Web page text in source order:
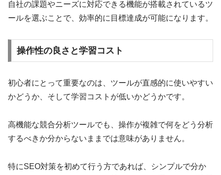
自社の課題やニーズに対応できる機能が搭載されているツ
ールを選ぶことで、効率的に目標達成が可能になります。
操作性の良さと学習コスト
初心者にとって重要なのは、ツールが直感的に使いやすい
かどうか、そして学習コストが低いかどうかです。
高機能な競合分析ツールでも、操作が複雑で何をどう分析
するべきか分からないままでは意味がありません。
特にSEO対策を初めて行う方であれば、シンプルで分か